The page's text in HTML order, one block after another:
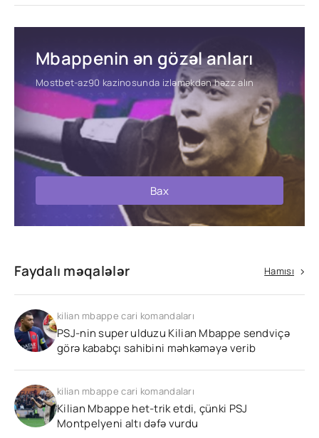
Mbappenin ən gözəl anları
Mostbet-az90 kazinosunda izləməkdən həzz alın
Bax
Faydalı məqalələr Hamısı
kilian mbappe cari komandaları
PSJ-nin super ulduzu Kilian Mbappe sendviçə
görə kababçı sahibini məhkəməyə verib
kilian mbappe cari komandaları
Kilian Mbappe het-trik etdi, çünki PSJ
Montpelyeni altı dəfə vurdu